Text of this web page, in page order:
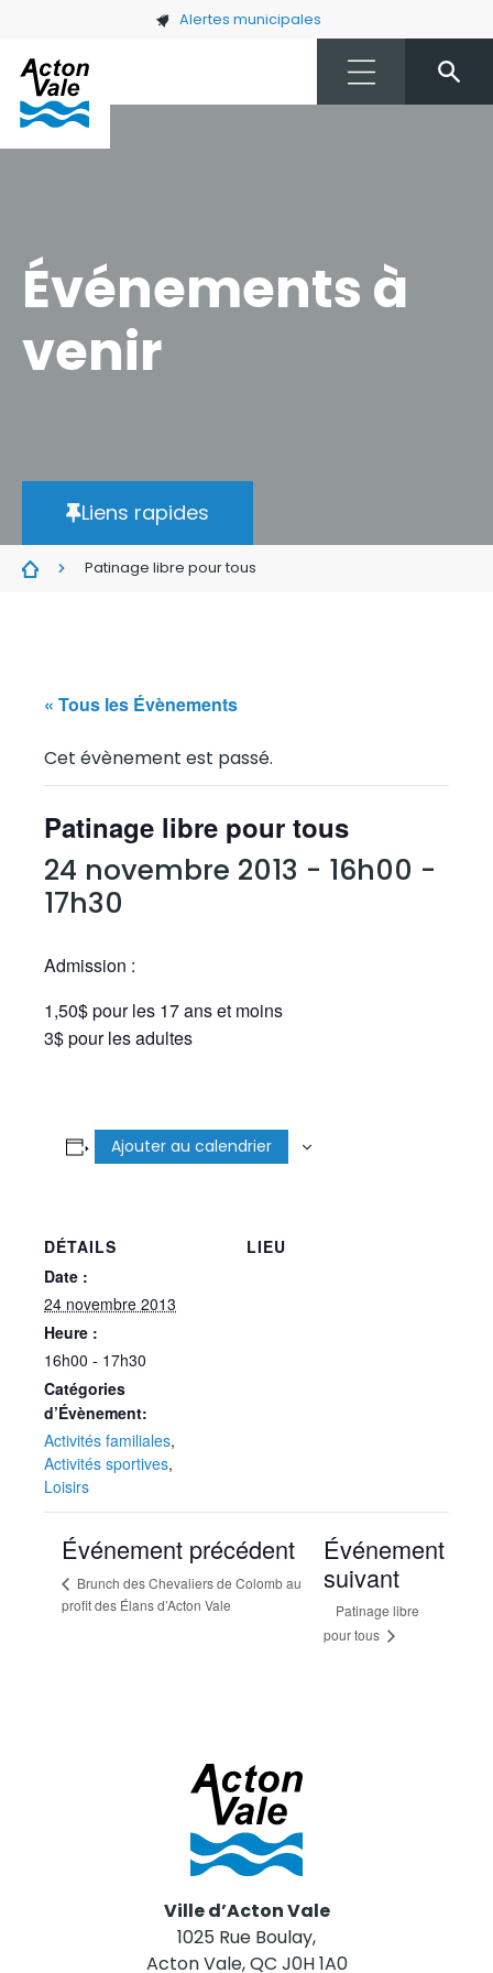
Skip to main content Alertes municipales
Événements à
venir
Liens rapides
Patinage libre pour tous
« Tous les Évènements
Cet évènement est passé.
Patinage libre pour tous
24 novembre 2013 - 16h00 -
17h30
Admission :
1,50$ pour les 17 ans et moins
3$ pour les adultes
Ajouter au calendrier
DÉTAILS
Date :
24 novembre 2013
Heure :
16h00 - 17h30
Catégories
d’Évènement:
Activités familiales,
Activités sportives,
Loisirs
LIEU
Événement précédent
Brunch des Chevaliers de Colomb au
profit des Élans d’Acton Vale
Événement
suivant
Patinage libre
pour tous
Ville d’Acton Vale
1025 Rue Boulay,
Acton Vale, QC J0H 1A0